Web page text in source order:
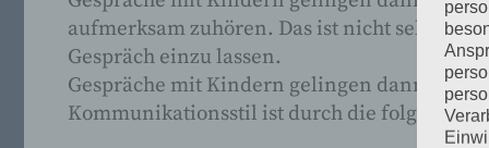
aufmerksam zuhören. Das ist nicht
Gespräch einzu lassen.
Gespräche mit Kindern gelingen dann am
Kommunikationsstil ist durch die folgenden